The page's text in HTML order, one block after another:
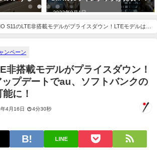
2023年9月1日
S11のLTE非搭載モデルがプライスダウン！LTEモデルはア
ンクのバンドが対応可能に！
ンペーン
非搭載モデルがプライスダウン！
プデートでau、ソフトバンクの
に！
4月16日 4分30秒
LINE